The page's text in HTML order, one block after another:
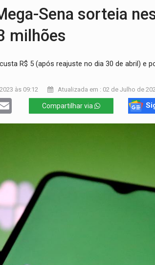
Sena sorteia
milhões
R$ 5 (após reajuste no dia 30 de abril) e
às 09:12 Atualizada em : 02 de Julho de
Compartilhar via